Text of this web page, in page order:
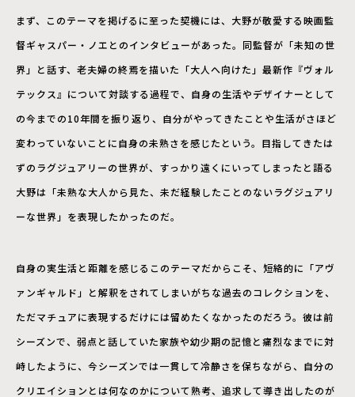
まず、このテーマを掲げるに至った契機には、大野が敬愛する映画監
督ギャスパー・ノエとのインタビューがあった。同監督が「未知の世
界」と話す、老夫婦の終焉を描いた「大人へ向けた」最新作『ヴォル
テックス』について対談する過程で、自身の生活やデザイナーとして
の今までの10年間を振り返り、自分がやってきたことや生活がさほど
変わっていないことに自身の未熟さを感じたという。目指してきたは
ずのラグジュアリーの世界が、すっかり遠くにいってしまったと語る
大野は「未熟な大人から見た、未だ経験したことのないラグジュアリ
ーな世界」を表現したかったのだ。
自身の実生活と距離を感じるこのテーマだからこそ、短絡的に「アヴ
ァンギャルド」と解釈をされてしまいがちな過去のコレクションを、
ただマチュアに表現するだけには留めたくなかったのだろう。彼は前
シーズンで、弱点と話していた家族や幼少期の記憶と痛烈なまでに対
峙したように、今シーズンでは一貫して冷静さを保ちながら、自分の
クリエイションとは何なのかについて熟考、追求して導き出したのが